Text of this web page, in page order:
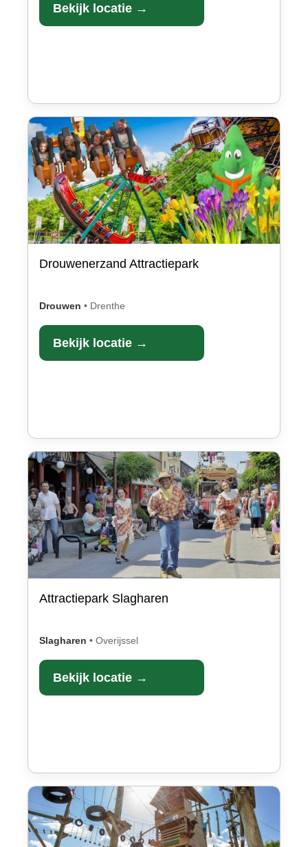
Bekijk locatie →
Drouwenerzand Attractiepark
Drouwen • Drenthe
Bekijk locatie →
Attractiepark Slagharen
Slagharen • Overijssel
Bekijk locatie →